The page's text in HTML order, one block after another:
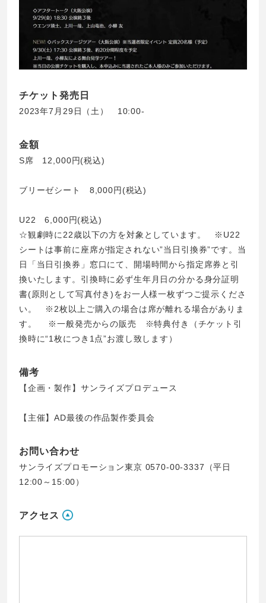
チケット発売日
2023年7月29日（土） 10:00-
金額
S席 12,000円(税込)
ブリーゼシート 8,000円(税込)
U22 6,000円(税込)
☆観劇時に22歳以下の方を対象としています。 ※U22
シートは事前に座席が指定されない”当日引換券”です。当
日「当日引換券」窓口にて、開場時間から指定席券と引
換いたします。引換時に必ず生年月日の分かる身分証明
書(原則として写真付き)をお一人様一枚ずつご提示くださ
い。 ※2枚以上ご購入の場合は席が離れる場合がありま
す。 ※一般発売からの販売 ※特典付き（チケット引
換時に“1枚につき1点”お渡し致します）
備考
【企画・製作】サンライズプロデュース
【主催】AD最後の作品製作委員会
お問い合わせ
サンライズプロモーション東京 0570-00-3337（平日
12:00～15:00）
アクセス